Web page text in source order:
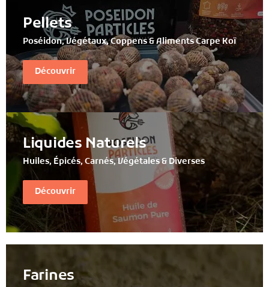
Pellets
Poséidon, Végétaux, Coppens & Aliments Carpe Koï
Découvrir
Liquides Naturels
Huiles, Épicés, Carnés, Végétales & Diverses
Découvrir
Farines